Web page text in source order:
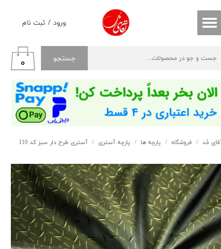
ورود / ثبت نام
حساب کاربری من
خروج از حساب کاربری
جستجو ۰
مُد فروشگاه پارچه ها پارچه آستری آستری طرح دار سبز کد 110